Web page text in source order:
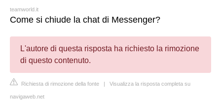
teamworld.it
Come si chiude la chat di Messenger?
L'autore di questa risposta ha richiesto la rimozione
di questo contenuto.
Richiesta di rimozione della fonte | Visualizza la risposta completa su
navigaweb.net